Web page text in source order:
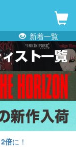
新着一覧
2倍に！